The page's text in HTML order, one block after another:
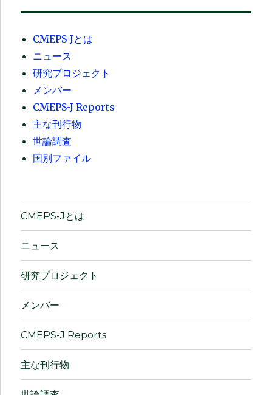
CMEPS-Jとは
ニュース
研究プロジェクト
メンバー
CMEPS-J Reports
主な刊行物
世論調査
国別ファイル
CMEPS-Jとは
ニュース
研究プロジェクト
メンバー
CMEPS-J Reports
主な刊行物